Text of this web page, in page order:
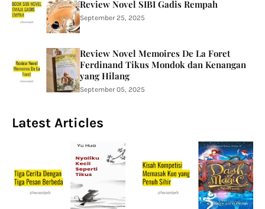
Review Novel SIBI Gadis Rempah
September 25, 2025
Review Novel Memoires De La Foret
Ferdinand Tikus Mondok dan Kenangan
yang Hilang
September 05, 2025
Latest Articles